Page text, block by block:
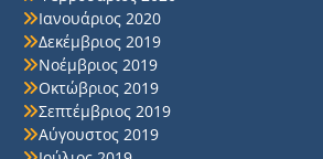
Ιανουάριος 2020
Δεκέμβριος 2019
Νοέμβριος 2019
Οκτώβριος 2019
Σεπτέμβριος 2019
Αύγουστος 2019